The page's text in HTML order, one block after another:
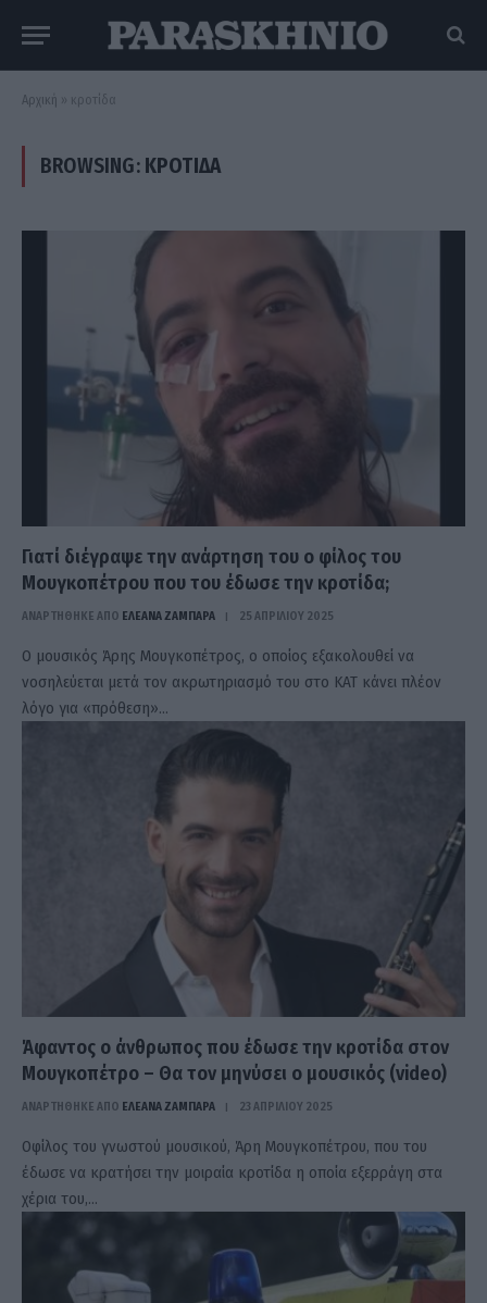
Αρχική » κροτίδα
BROWSING: ΚΡΟΤΊΔΑ
Γιατί διέγραψε την ανάρτηση του ο φίλος του
Μουγκοπέτρου που του έδωσε την κροτίδα;
ΑΝΑΡΤΗΘΗΚΕ ΑΠΟ ΕΛΕΑΝΑ ΖΑΜΠΑΡΑ 25 ΑΠΡΙΛΊΟΥ 2025
Ο μουσικός Άρης Μουγκοπέτρος, ο οποίος εξακολουθεί να
νοσηλεύεται μετά τον ακρωτηριασμό του στο ΚΑΤ κάνει πλέον
λόγο για «πρόθεση»…
Άφαντος ο άνθρωπος που έδωσε την κροτίδα στον
Μουγκοπέτρο – Θα τον μηνύσει ο μουσικός (video)
ΑΝΑΡΤΗΘΗΚΕ ΑΠΟ ΕΛΕΑΝΑ ΖΑΜΠΑΡΑ 23 ΑΠΡΙΛΊΟΥ 2025
Οφίλος του γνωστού μουσικού, Άρη Μουγκοπέτρου, που του
έδωσε να κρατήσει την μοιραία κροτίδα η οποία εξερράγη στα
χέρια του,…